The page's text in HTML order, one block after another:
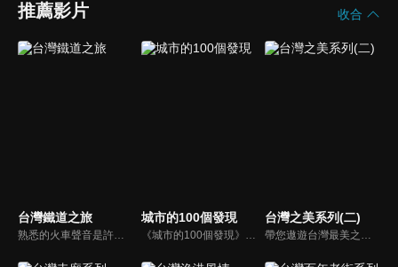
推薦影片 收合
台灣鐵道之旅 城市的100個發現 台灣之美系列(二)